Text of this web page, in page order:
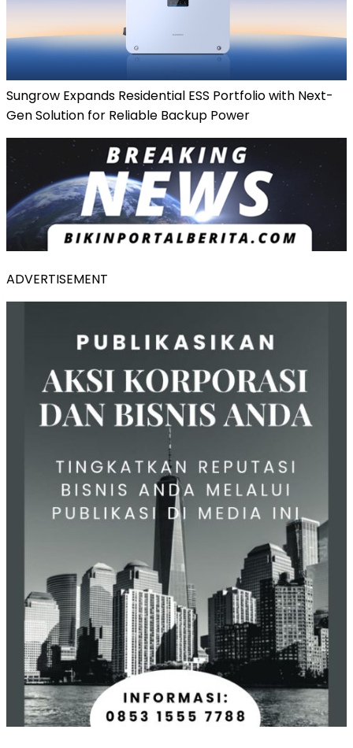
Sungrow Expands Residential ESS Portfolio with Next-
Gen Solution for Reliable Backup Power
ADVERTISEMENT